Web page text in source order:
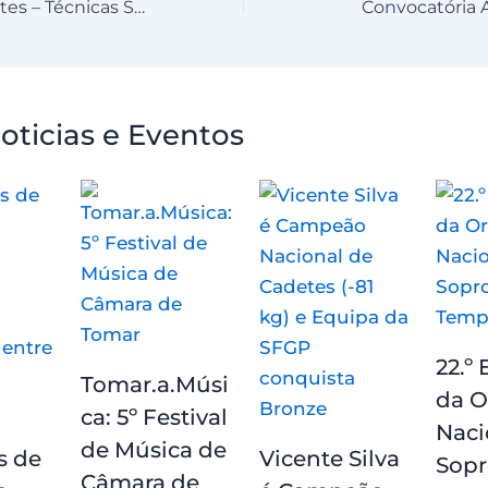
Torneio de Cadetes – Técnicas Simultâneas Convocatória
e Eventos
de
Tomar.a.Músi
ca: 5º Festival
de Música de
Câmara de
Vicente Silva
22.º
da